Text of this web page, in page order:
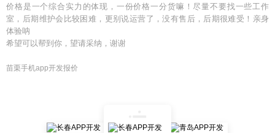
价格是一个综合实力的体现，一份价格一分货嘛！尽量不要找一些工作
室，后期维护会比较困难，更别说运营了，没有售后，后期很难受！亲身
体验呐
希望可以帮到你，望请采纳，谢谢
苗栗手机app开发报价